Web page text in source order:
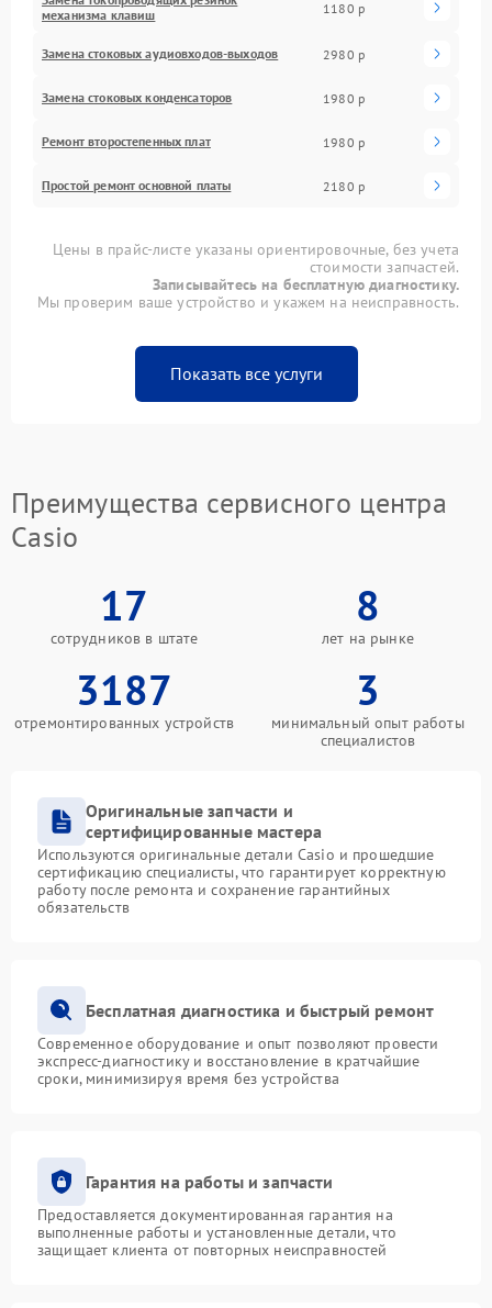
механизма клавиш
1180 р
Замена стоковых аудиовходов-выходов 2980 р
Замена стоковых конденсаторов 1980 р
Ремонт второстепенных плат 1980 р
Простой ремонт основной платы 2180 р
Цены в прайс-листе указаны ориентировочные, без учета
стоимости запчастей.
Записывайтесь на бесплатную диагностику.
Мы проверим ваше устройство и укажем на неисправность.
Показать все услуги
Преимущества сервисного центра
Casio
17
сотрудников в штате
8
лет на рынке
3187
отремонтированных устройств
3
минимальный опыт работы
специалистов
Оригинальные запчасти и
сертифицированные мастера
Используются оригинальные детали Casio и прошедшие
сертификацию специалисты, что гарантирует корректную
работу после ремонта и сохранение гарантийных
обязательств
Бесплатная диагностика и быстрый ремонт
Современное оборудование и опыт позволяют провести
экспресс-диагностику и восстановление в кратчайшие
сроки, минимизируя время без устройства
Гарантия на работы и запчасти
Предоставляется документированная гарантия на
выполненные работы и установленные детали, что
защищает клиента от повторных неисправностей